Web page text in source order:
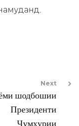
Next
шодбошии
Президенти
Ҷумҳурии